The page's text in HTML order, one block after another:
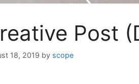
Post
18, 2019 by scope